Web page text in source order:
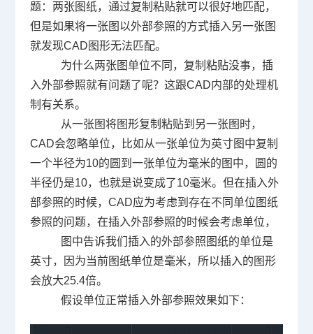
题：两张图纸，通过复制粘贴就可以很好地匹配，
但是如果将一张图以外部参照的方式插入另一张图
就发现CAD 图形无法匹配。
为什么两张图单位不同，复制粘贴没事，插
入外部参照就有问题了呢？这跟CAD内部的处理机
制有关系。
从一张图将图形复制粘贴到另一张图时，
CAD会忽略单位，比如从一张单位为英寸图中复制
一个半径为10的圆到一张单位为毫米的图中，圆的
半径仍是10，也就是说变成了 10毫米。但在插入外
部参照的时候， CAD应为考虑到存在不同单位图纸
参照的问题，在插入外部参照的时候会考虑单位，
图中告诉我们插入的外部参照图纸的单位是
英寸，因为当前图纸单位是毫米，所以插入的图形
会放大25.4倍。
假设单位正常插入外部参照效果如下：